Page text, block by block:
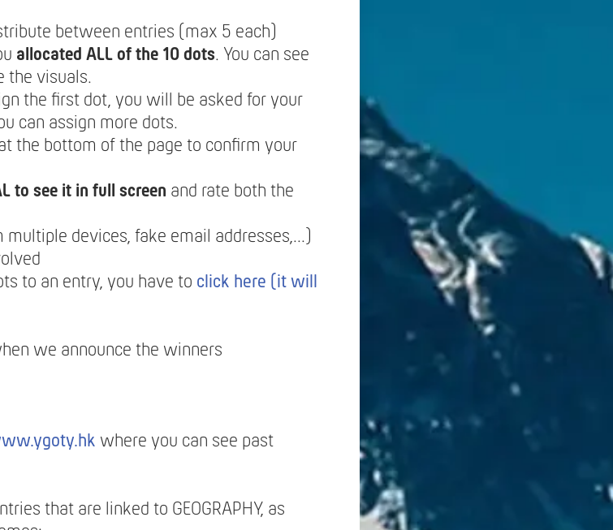
between entries (max 5 each)
allocated ALL of the 10 dots. You can see
the visuals.
the first dot, you will be asked for your
can assign more dots.
the bottom of the page to confirm your
to see it in full screen and rate both the
devices, fake email addresses,...)
to an entry, you have to click here (it will
we announce the winners
where you can see past
that are linked to GEOGRAPHY, as